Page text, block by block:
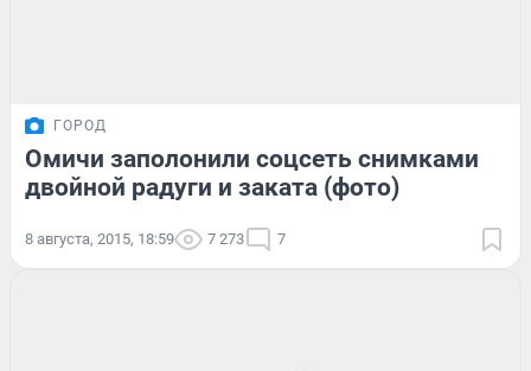
ГОРОД
Омичи заполонили соцсеть снимками
двойной радуги и заката (фото)
8 августа, 2015, 18:59 7 273 7